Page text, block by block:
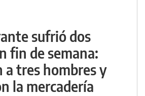
sufrió dos
fin de semana:
a tres hombres y
la mercadería